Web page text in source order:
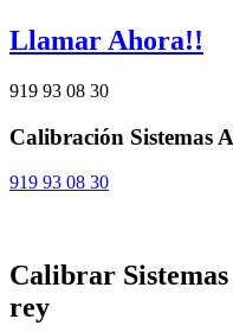
Llamar Ahora!!
919 93 08 30
Calibración Sistemas
919 93 08 30
Calibrar Sistemas
rey